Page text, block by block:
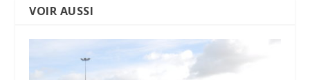
VOIR AUSSI